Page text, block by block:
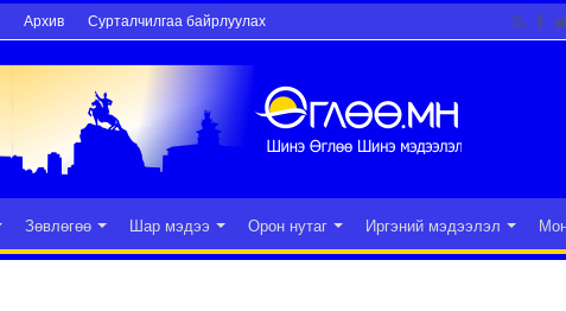
Архив Сурталчилгаа байрлуулах
Зөвлөгөө Шар мэдээ Орон нутаг Иргэний мэдээлэл